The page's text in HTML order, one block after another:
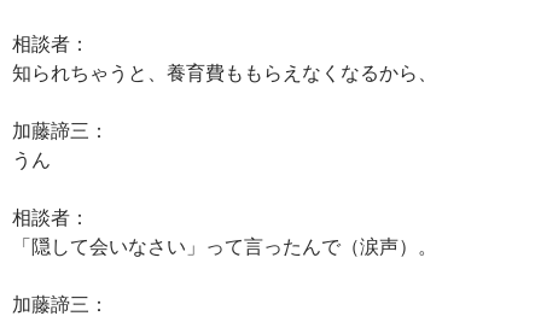
相談者：
知られちゃうと、養育費ももらえなくなるから、
加藤諦三：
うん
相談者：
「隠して会いなさい」って言ったんで（涙声）。
加藤諦三：